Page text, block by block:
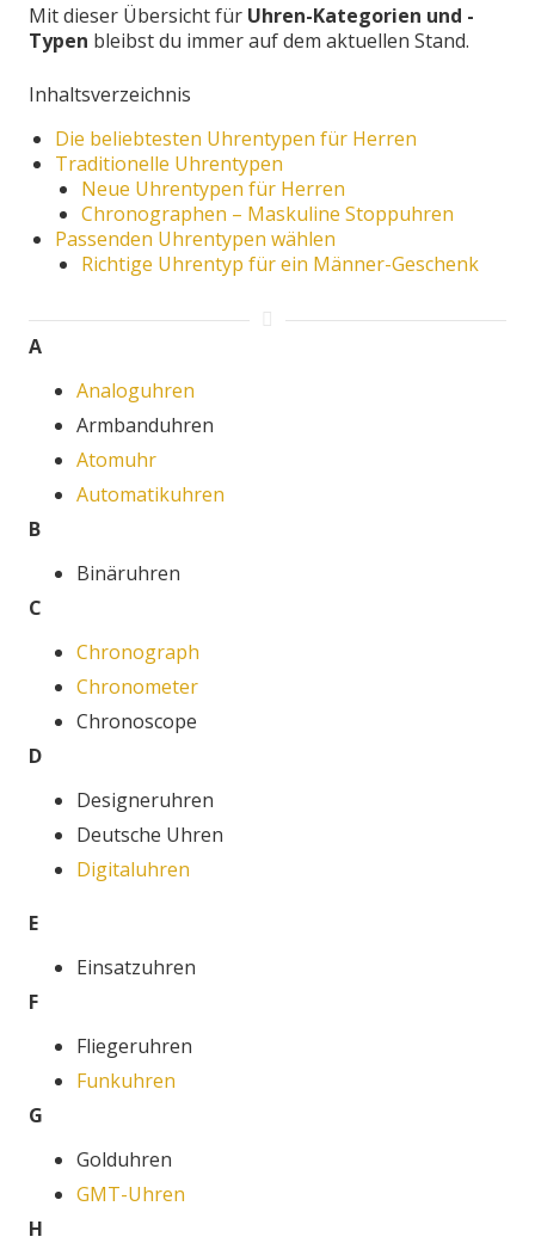
Mit dieser Übersicht für Uhren-Kategorien und -
Typen bleibst du immer auf dem aktuellen Stand.
Inhaltsverzeichnis
Die beliebtesten Uhrentypen für Herren
Traditionelle Uhrentypen
Neue Uhrentypen für Herren
Chronographen – Maskuline Stoppuhren
Passenden Uhrentypen wählen
Richtige Uhrentyp für ein Männer-Geschenk
A
Analoguhren
Armbanduhren
Atomuhr
Automatikuhren
B
Binäruhren
C
Chronograph
Chronometer
Chronoscope
D
Designeruhren
Deutsche Uhren
Digitaluhren
E
Einsatzuhren
F
Fliegeruhren
Funkuhren
G
Golduhren
GMT-Uhren
H